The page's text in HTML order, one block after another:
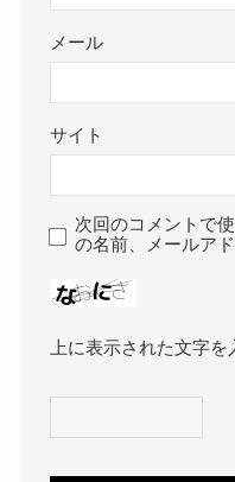
メール
サイト
次回のコメントで
の名前、メールア
上に表示された文字を